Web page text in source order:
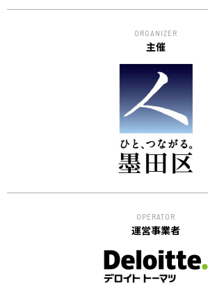
ORGANIZER
主催
OPERATOR
運営事業者